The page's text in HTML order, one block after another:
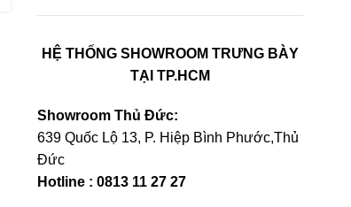
HỆ THỐNG SHOWROOM TRƯNG BÀY
TẠI TP.HCM
Showroom Thủ Đức:
639 Quốc Lộ 13, P. Hiệp Bình Phước,Thủ
Đức
Hotline : 0813 11 27 27